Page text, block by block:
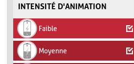
INTENSITÉ D'ANIMATION
Faible
Moyenne